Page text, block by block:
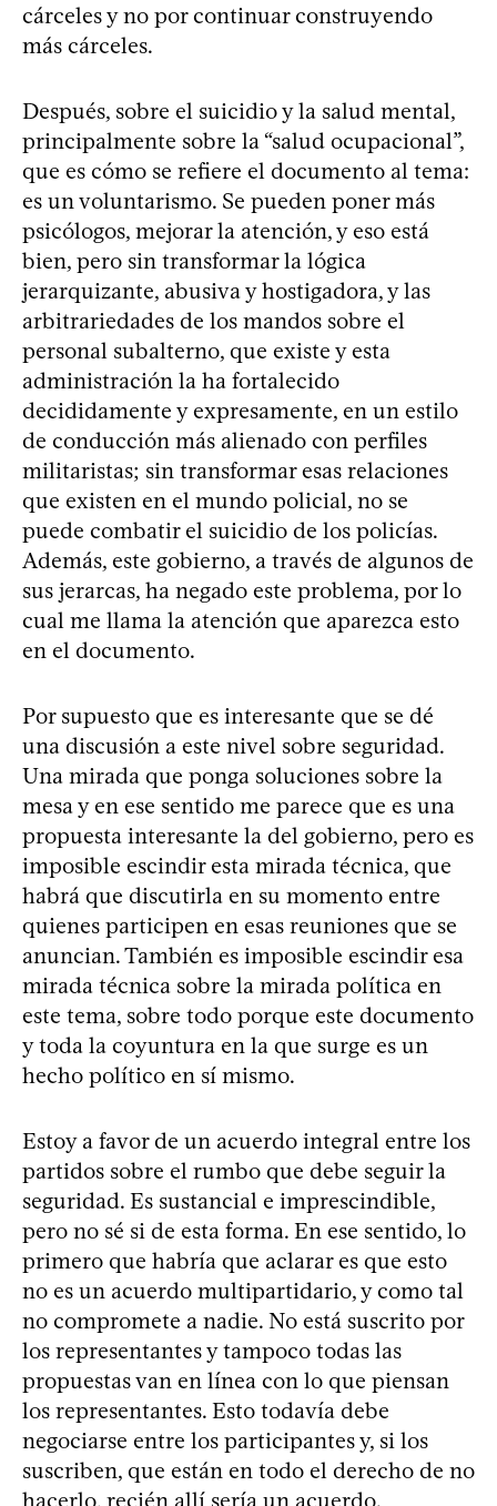
cárceles y no por continuar construyendo
más cárceles.
Después, sobre el suicidio y la salud mental,
principalmente sobre la “salud ocupacional”,
que es cómo se refiere el documento al tema:
es un voluntarismo. Se pueden poner más
psicólogos, mejorar la atención, y eso está
bien, pero sin transformar la lógica
jerarquizante, abusiva y hostigadora, y las
arbitrariedades de los mandos sobre el
personal subalterno, que existe y esta
administración la ha fortalecido
decididamente y expresamente, en un estilo
de conducción más alienado con perfiles
militaristas; sin transformar esas relaciones
que existen en el mundo policial, no se
puede combatir el suicidio de los policías.
Además, este gobierno, a través de algunos de
sus jerarcas, ha negado este problema, por lo
cual me llama la atención que aparezca esto
en el documento.
Por supuesto que es interesante que se dé
una discusión a este nivel sobre seguridad.
Una mirada que ponga soluciones sobre la
mesa y en ese sentido me parece que es una
propuesta interesante la del gobierno, pero es
imposible escindir esta mirada técnica, que
habrá que discutirla en su momento entre
quienes participen en esas reuniones que se
anuncian. También es imposible escindir esa
mirada técnica sobre la mirada política en
este tema, sobre todo porque este documento
y toda la coyuntura en la que surge es un
hecho político en sí mismo.
Estoy a favor de un acuerdo integral entre los
partidos sobre el rumbo que debe seguir la
seguridad. Es sustancial e imprescindible,
pero no sé si de esta forma. En ese sentido, lo
primero que habría que aclarar es que esto
no es un acuerdo multipartidario, y como tal
no compromete a nadie. No está suscrito por
los representantes y tampoco todas las
propuestas van en línea con lo que piensan
los representantes. Esto todavía debe
negociarse entre los participantes y, si los
suscriben, que están en todo el derecho de no
hacerlo, recién allí sería un acuerdo.